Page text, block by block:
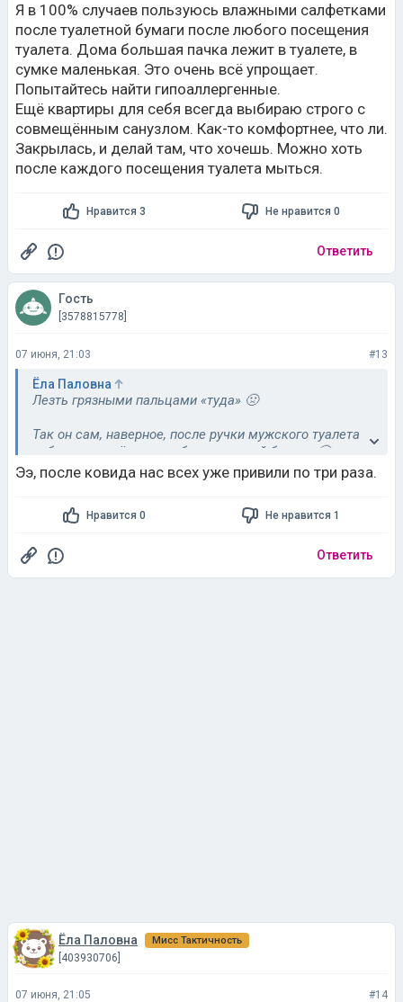
Я в 100% случаев пользуюсь влажными салфетками
после туалетной бумаги после любого посещения
туалета. Дома большая пачка лежит в туалете, в
сумке маленькая. Это очень всё упрощает.
Попытайтесь найти гипоаллергенные.
Ещё квартиры для себя всегда выбираю строго с
совмещённым санузлом. Как-то комфортнее, что ли.
Закрылась, и делай там, что хочешь. Можно хоть
после каждого посещения туалета мыться.
Нравится 3 Не нравится 0
Ответить
Гость
[3578815778]
07 июня, 21:03 #13
Ёла Паловна
Лезть грязными пальцами «туда» 🤢
Так он сам, наверное, после ручки мужского туалета
себе «там» всё трогает без туалетной бумаги 🤢
Странно что у него ещё сифилиса нет...
Нет, Вы не «странная». А он законченный инкубатор
Ээ, после ковида нас всех уже привили по три раза.
Нравится 0 Не нравится 1
Ответить
Ёла Паловна Мисс Тактичность
[403930706]
07 июня, 21:05 #14